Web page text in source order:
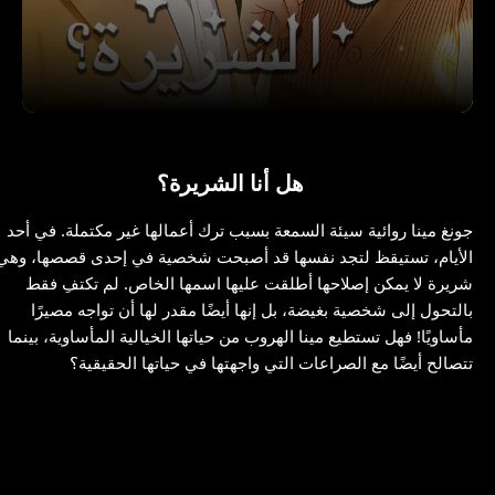
هل أنا الشريرة؟
جونغ مينا روائية سيئة السمعة بسبب ترك أعمالها غير مكتملة. في أحد
الأيام، تستيقظ لتجد نفسها قد أصبحت شخصية في إحدى قصصها،
شريرة لا يمكن إصلاحها أطلقت عليها اسمها الخاص. لم تكتفِ فقط
بالتحول إلى شخصية بغيضة، بل إنها أيضًا مقدر لها أن تواجه مصيرًا
مأساويًا! فهل تستطيع مينا الهروب من حياتها الخيالية المأساوية، بينما
تتصالح أيضًا مع الصراعات التي واجهتها في حياتها الحقيقية؟